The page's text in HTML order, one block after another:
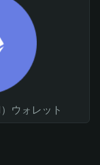
ウォレット